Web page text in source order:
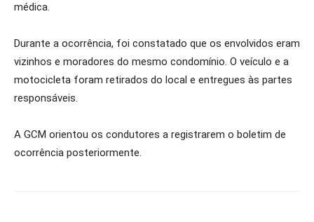
médica.
Durante a ocorrência, foi constatado que os envolvidos eram
vizinhos e moradores do mesmo condomínio. O veículo e a
motocicleta foram retirados do local e entregues às partes
responsáveis.
A GCM orientou os condutores a registrarem o boletim de
ocorrência posteriormente.